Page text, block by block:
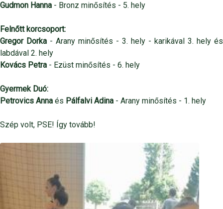
Gudmon Hanna - Bronz minősítés - 5. hely
Felnőtt korcsoport:
Gregor Dorka - Arany minősítés - 3. hely - karikával 3. hely és
labdával 2. hely
Kovács Petra - Ezüst minősítés - 6. hely
Gyermek Duó:
Petrovics Anna és Pálfalvi Adina - Arany minősítés - 1. hely
Szép volt, PSE! Így tovább!